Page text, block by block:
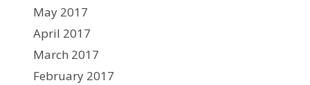
May 2017
April 2017
March 2017
February 2017